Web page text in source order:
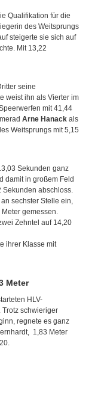
Qualifikation für die
des Weitsprungs
steigerte sie sich auf
Mit 13,22
seine
weist ihn als Vierter im
mit 41,44
Arne Hanack als
Weitsprungs mit 5,15
Sekunden ganz
damit in großem Feld
Sekunden abschloss.
sechster Stelle ein,
gemessen.
Zehntel auf 14,20
ihrer Klasse mit
Meter
HLV-
. Trotz schwieriger
regnete es ganz
1,83 Meter